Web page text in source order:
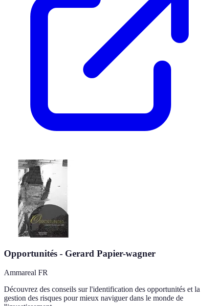
Opportunités - Gerard Papier-wagner
Ammareal FR
Découvrez des conseils sur l'identification des opportunités et la
gestion des risques pour mieux naviguer dans le monde de